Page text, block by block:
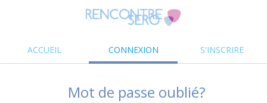
ACCUEIL CONNEXION S'INSCRIRE
Mot de passe oublié?